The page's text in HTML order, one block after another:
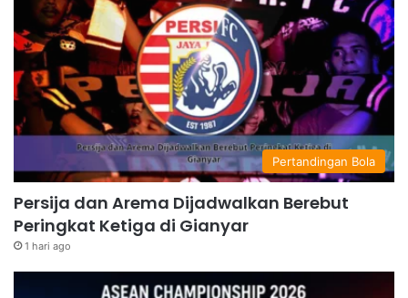
Pertandingan Bola
Persija dan Arema Dijadwalkan Berebut
Peringkat Ketiga di Gianyar
1 hari ago